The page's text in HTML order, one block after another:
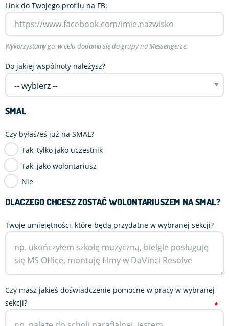
Link do Twojego profilu na FB:
Wykorzystamy go, w celu dodania się do grupy na Messengerze.
Do jakiej wspólnoty należysz?
SMAL
Czy byłaś/eś już na SMAL?
Tak, tylko jako uczestnik
Tak, jako wolontariusz
Nie
DLACZEGO CHCESZ ZOSTAĆ WOLONTARIUSZEM NA SMAL?
Twoje umiejętności, które będą przydatne w wybranej sekcji?
Czy masz jakieś doświadczenie pomocne w pracy w wybranej
sekcji?